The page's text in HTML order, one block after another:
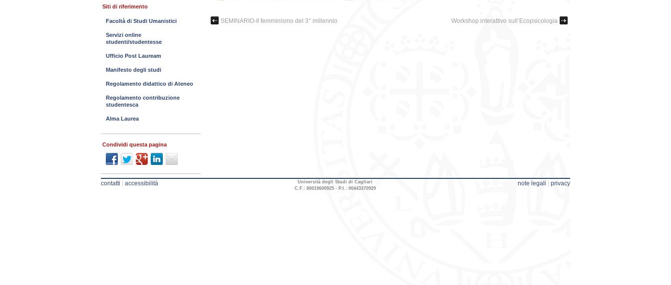
SEMINARIO-Il femminismo del 3° millennio Workshop interattivo sull’Ecopsicologia
Siti di riferimento
Facoltà di Studi Umanistici
Servizi online
studenti/studentesse
Ufficio Post Lauream
Manifesto degli studi
Regolamento didattico di Ateneo
Regolamento contribuzione
studentesca
Alma Laurea
Condividi questa pagina
contatti accessibilità
Università degli Studi di Cagliari
C.F.: 80019600925 - P.I.: 00443370929
note legali privacy